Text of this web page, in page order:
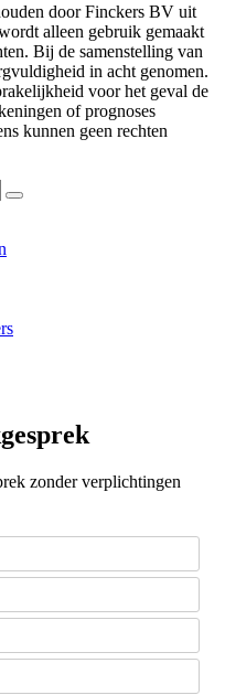
door Finckers BV uit
alleen gebruik gemaakt
Bij de samenstelling van
in acht genomen.
voor het geval de
of prognoses
kunnen geen rechten
zonder verplichtingen